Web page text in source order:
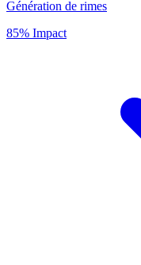
Génération de rimes
85% Impact